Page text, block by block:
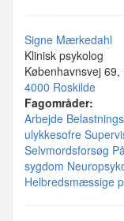
Signe Mærkedahl
Klinisk psykolog
Københavnsvej
4000 Roskilde
Fagområder:
Arbejde
ulykkesofre
Selvmordsforsøg
sygdom
Helbredsmæssige